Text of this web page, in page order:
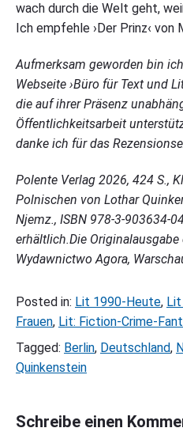
wach durch die Welt geht,
Ich empfehle ›Der Prinz‹ von
Aufmerksam geworden bin
Webseite ›Büro für Text und
die auf ihrer Präsenz
Öffentlichkeitsarbeit
danke ich für das
Polente Verlag 2026, 424 S.,
Polnischen von Lothar
Njemz., ISBN 978-3-903634-
erhältlich.Die
Wydawnictwo Agora,
Posted in: Lit 1990-Heute, Lit
Frauen, Lit: Fiction-Crime-
Tagged: Berlin, Deutschland,
Quinkenstein
Schreibe einen